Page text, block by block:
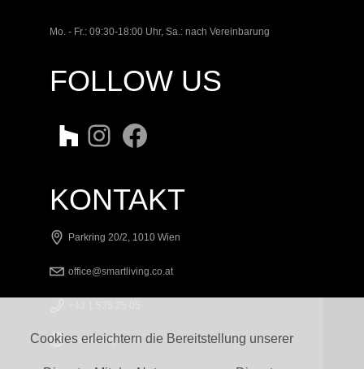
Mo. - Fr.: 09:30-18:00 Uhr, Sa.: nach Vereinbarung
FOLLOW US
KONTAKT
Parkring 20/2, 1010 Wien
office@smartliving.co.at
smartliving.co.at
Cookies erleichtern die Bereitstellung unserer